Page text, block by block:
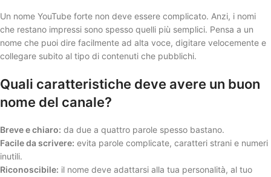
Un nome YouTube forte non deve essere complicato. Anzi, i nomi
che restano impressi sono spesso quelli più semplici. Pensa a un
nome che puoi dire facilmente ad alta voce, digitare velocemente e
collegare subito al tipo di contenuti che pubblichi.
Quali caratteristiche deve avere un buon
nome del canale?
Breve e chiaro: da due a quattro parole spesso bastano.
Facile da scrivere: evita parole complicate, caratteri strani e numeri
inutili.
Riconoscibile: il nome deve adattarsi alla tua personalità, al tuo